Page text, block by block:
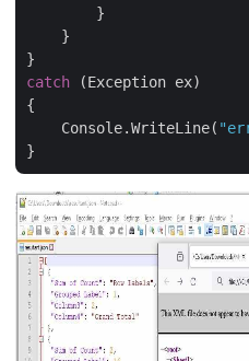
        }
    }
catch (Exception ex)
{
    Console.WriteLine(